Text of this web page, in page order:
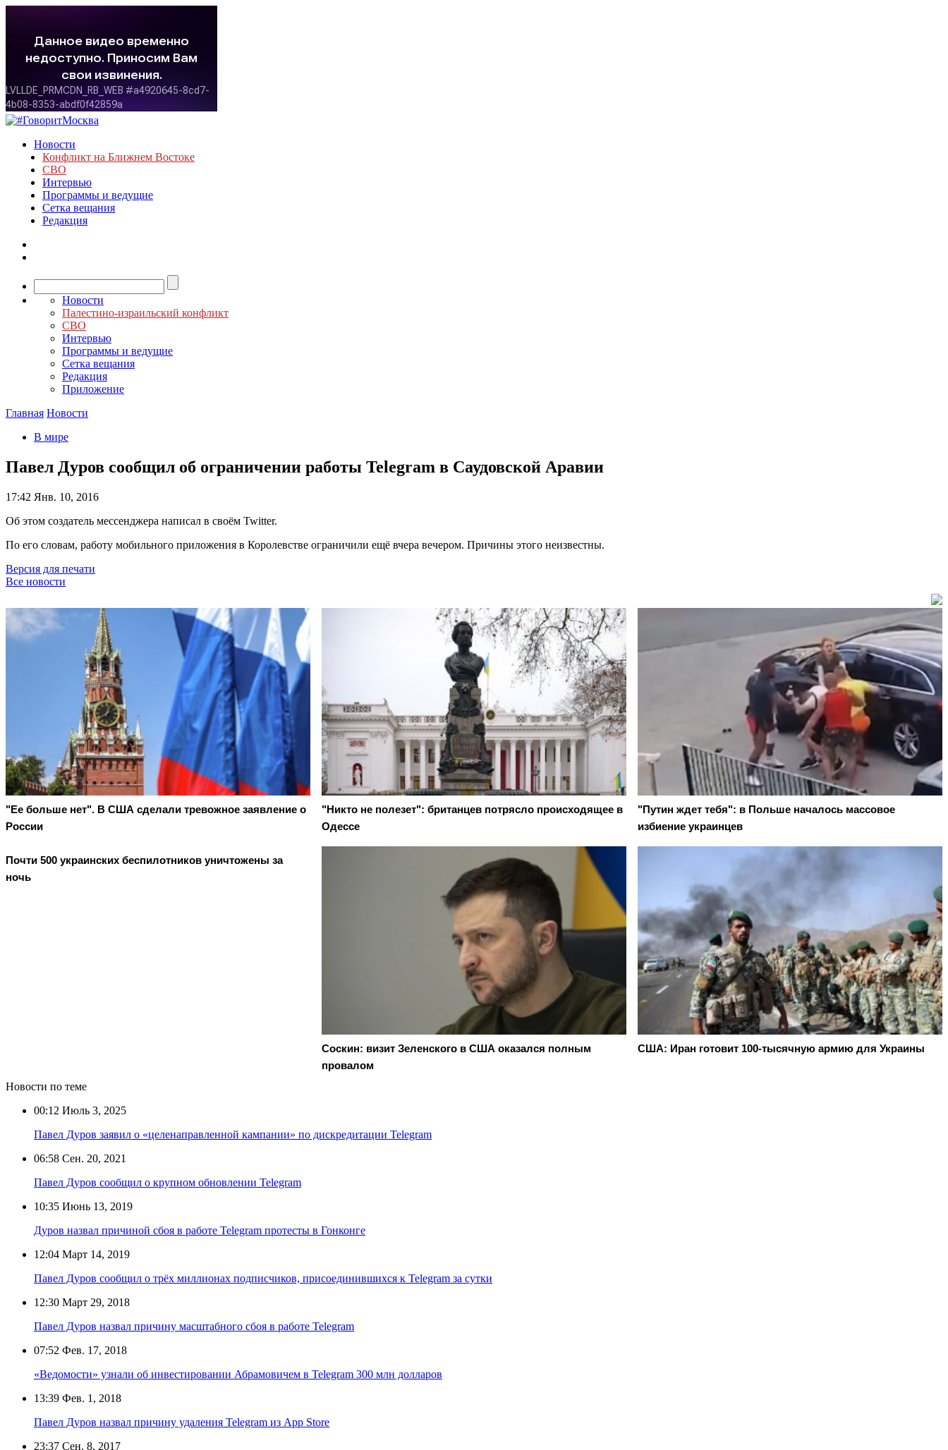
Новости
Конфликт на Ближнем Востоке
СВО
Интервью
Программы и ведущие
Сетка вещания
Редакция
Новости
Палестино-израильский конфликт
СВО
Интервью
Программы и ведущие
Сетка вещания
Редакция
Приложение
Главная Новости
В мире
Павел Дуров сообщил об ограничении работы Telegram в Саудовской Аравии
17:42 Янв. 10, 2016
Об этом создатель мессенджера написал в своём Twitter.
По его словам, работу мобильного приложения в Королевстве ограничили ещё вчера вечером. Причины этого неизвестны.
Версия для печати
Все новости
"Ее больше нет". В США сделали тревожное заявление о
России
"Никто не полезет": британцев потрясло происходящее в
Одессе
"Путин ждет тебя": в Польше началось массовое
избиение украинцев
Почти 500 украинских беспилотников уничтожены за
ночь
Соскин: визит Зеленского в США оказался полным
провалом
США: Иран готовит 100-тысячную армию для Украины
Новости по теме
00:12 Июль 3, 2025
Павел Дуров заявил о «целенаправленной кампании» по дискредитации Telegram
06:58 Сен. 20, 2021
Павел Дуров сообщил о крупном обновлении Telegram
10:35 Июнь 13, 2019
Дуров назвал причиной сбоя в работе Telegram протесты в Гонконге
12:04 Март 14, 2019
Павел Дуров сообщил о трёх миллионах подписчиков, присоединившихся к Telegram за сутки
12:30 Март 29, 2018
Павел Дуров назвал причину масштабного сбоя в работе Telegram
07:52 Фев. 17, 2018
«Ведомости» узнали об инвестировании Абрамовичем в Telegram 300 млн долларов
13:39 Фев. 1, 2018
Павел Дуров назвал причину удаления Telegram из App Store
23:37 Сен. 8, 2017